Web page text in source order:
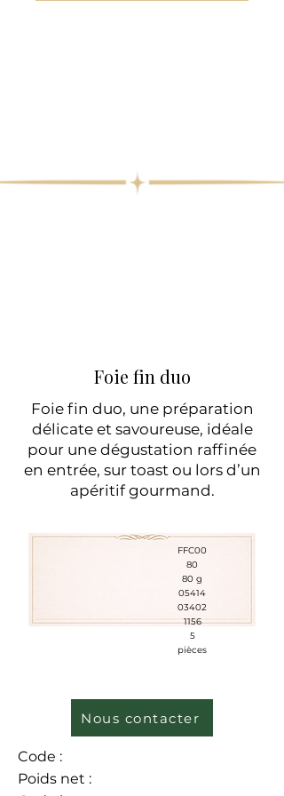
Foie fin duo
Foie fin duo, une préparation
délicate et savoureuse, idéale
pour une dégustation raffinée
en entrée, sur toast ou lors d’un
apéritif gourmand.
FFC00
80
80 g
05414
03402
1156
5
pièces
Nous contacter
Code :
Poids net :